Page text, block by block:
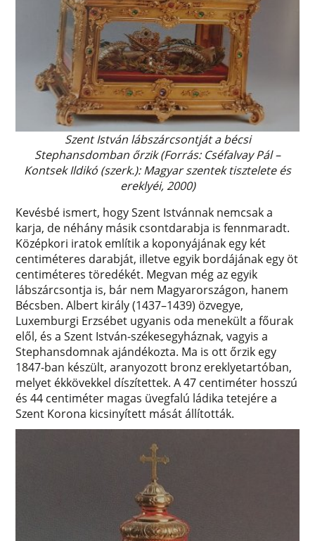
Szent István lábszárcsontját a bécsi
Stephansdomban őrzik (Forrás: Cséfalvay Pál –
Kontsek Ildikó (szerk.): Magyar szentek tisztelete és
ereklyéi, 2000)
Kevésbé ismert, hogy Szent Istvánnak nemcsak a
karja, de néhány másik csontdarabja is fennmaradt.
Középkori iratok említik a koponyájának egy két
centiméteres darabját, illetve egyik bordájának egy öt
centiméteres töredékét. Megvan még az egyik
lábszárcsontja is, bár nem Magyarországon, hanem
Bécsben. Albert király (1437–1439) özvegye,
Luxemburgi Erzsébet ugyanis oda menekült a főurak
elől, és a Szent István-székesegyháznak, vagyis a
Stephansdomnak ajándékozta. Ma is ott őrzik egy
1847-ban készült, aranyozott bronz ereklyetartóban,
melyet ékkövekkel díszítettek. A 47 centiméter hosszú
és 44 centiméter magas üvegfalú ládika tetejére a
Szent Korona kicsinyített mását állították.